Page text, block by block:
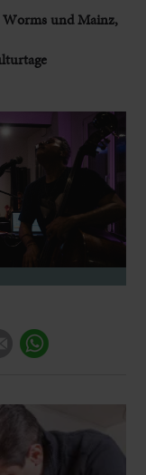
Worms und Mainz,
E-mail